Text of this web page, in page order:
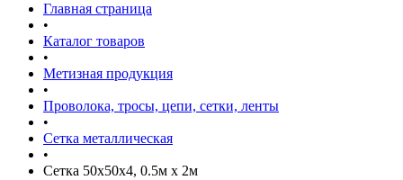
Главная страница
•
Каталог товаров
•
Метизная продукция
•
Проволока, тросы, цепи, сетки, ленты
•
Сетка металлическая
•
Сетка 50х50х4, 0.5м х 2м